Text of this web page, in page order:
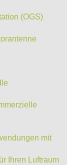
(OGS)
mit
Ihren Luftraum